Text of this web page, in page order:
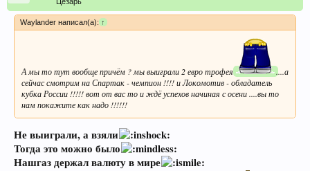
Waylander написал(а):↑
А мы то тут вообще причём ? мы выиграли 2 евро трофея
....а
сейчас смотрим на Спартак - чемпион !!!! и Локомотив - обладатель
кубка России !!!!! вот от вас то и ждё успехов начиная с осени ....вы то
нам покажите как надо !!!!!!
Не выиграли, а взяли
Тогда это можно было
Нашгаз держал валюту в мире